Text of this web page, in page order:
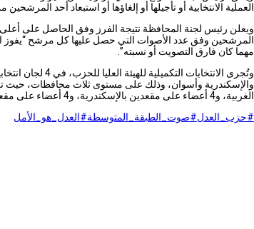
العملية الانتخابية أو تأجيلها أو إلغاؤها أو استبعاد أحد المرشحين
ويعلن رئيس لجنة المحافظة نتيجة الفرز وفق الحاصل على أعلى
المرشحين وفق عدد الأصوات التي حصل عليها كل مرشح “يفوز
مهما كان فارق التصويت أو نسبته”.
وتُجرى الانتخابات
الغربية، و4 أعضاء على مقعدين بالإسكندرية، و4 أعضاء على مقعد وحيد بأسوان.
#حزب_العدل#صوت_الطبقة_المتوسطة#العدل_هو_الأمل